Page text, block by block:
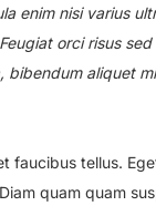
enim nisi varius
orci risus
bibendum aliquet
faucibus tellus.
quam quam